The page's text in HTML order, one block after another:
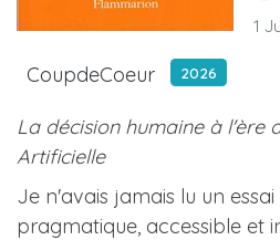
1
CoupdeCoeur 2026
La décision humaine à l'ère
Artificielle
Je n'avais jamais lu un essai
pragmatique, accessible et